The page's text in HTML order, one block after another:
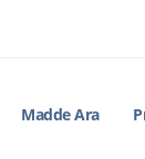
Madde Ara